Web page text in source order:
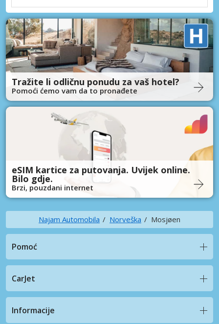
Tražite li odličnu ponudu za vaš hotel?
Pomoći ćemo vam da to pronađete
eSIM kartice za putovanja. Uvijek online.
Bilo gdje.
Brzi, pouzdani internet
Najam Automobila Norveška Mosjøen
Pomoć
CarJet
Informacije